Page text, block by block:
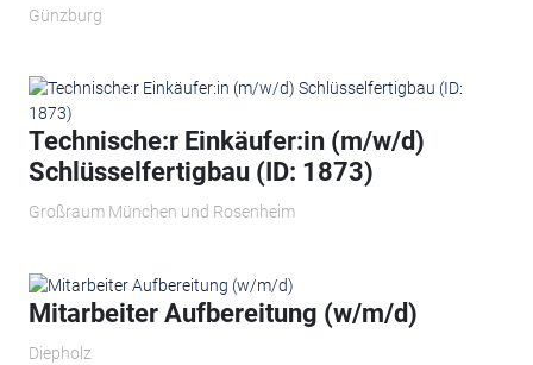
Günzburg
Technische:r Einkäufer:in (m/w/d)
Schlüsselfertigbau (ID: 1873)
Großraum München und Rosenheim
Mitarbeiter Aufbereitung (w/m/d)
Diepholz